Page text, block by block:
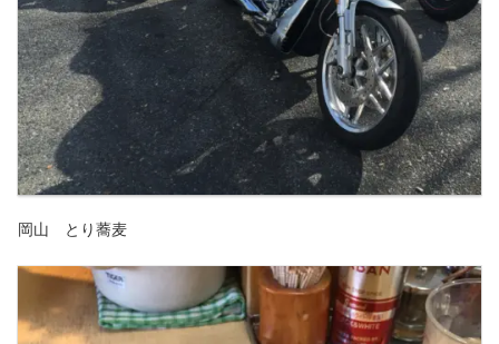
岡山 とり蕎麦